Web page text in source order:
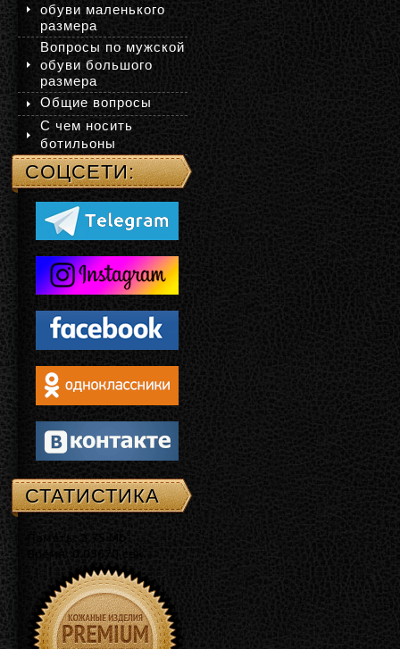
обуви маленького
размера
Вопросы по мужской
обуви большого
размера
Общие вопросы
С чем носить
ботильоны
СОЦСЕТИ:
СТАТИСТИКА
Память: 3.75 Mb
Время: 0.03670 сек.